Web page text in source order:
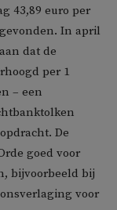
43,89 euro per
In april
dat de
per 1
– een
De
goed voor
bijvoorbeeld bij
voor